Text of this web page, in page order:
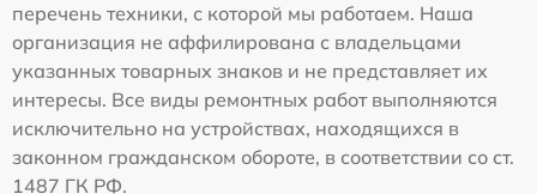
перечень техники, с которой мы работаем. Наша
организация не аффилирована с владельцами
указанных товарных знаков и не представляет их
интересы. Все виды ремонтных работ выполняются
исключительно на устройствах, находящихся в
законном гражданском обороте, в соответствии со ст.
1487 ГК РФ.